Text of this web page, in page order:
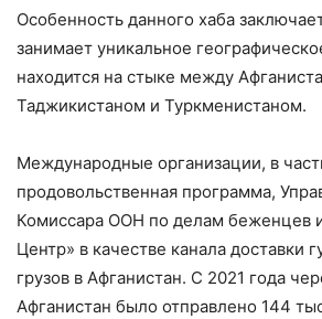
Особенность данного хаба
занимает уникальное
находится на стыке между
Таджикистаном и Туркменистаном.
Международные организации, в
продовольственная программа,
Комиссара ООН по делам беженцев
Центр» в качестве канала доставки
грузов в Афганистан. С 2021 года
Афганистан было отправлено 144